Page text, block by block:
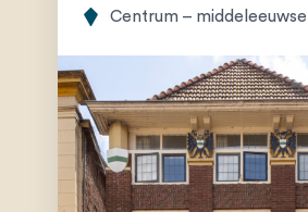
Centrum – middeleeuwse